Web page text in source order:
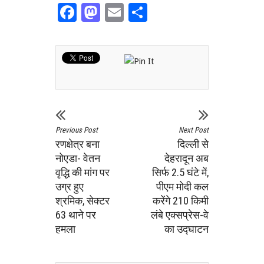
Facebook
Mastodon
Email
Previous Post
रणक्षेत्र बना
नोएडा- वेतन
वृद्धि की मांग पर
उग्र हुए
श्रमिक, सेक्टर
63 थाने पर
हमला
Next Post
दिल्ली से
देहरादून अब
सिर्फ 2.5 घंटे में,
पीएम मोदी कल
करेंगे 210 किमी
लंबे एक्सप्रेस-वे
का उद्घाटन